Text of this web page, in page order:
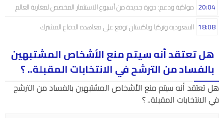
مواكبة ودعم: دورة جديدة من أسبوع الاستثمار المخصص لمغاربة العالم 20:04
السعودية وتركيا وباكستان توقع على معاهدة الدفاع المشترك 18:08
هل تعتقد أنه سيتم منع الأشخاص المشتبهين
بالفساد من الترشح في الانتخابات المقبلة.. ؟
هل تعتقد أنه سيتم منع الأشخاص المشتبهين بالفساد من الترشح
في الانتخابات المقبلة.. ؟